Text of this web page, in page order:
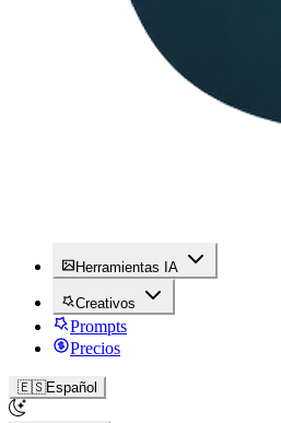
Herramientas IA
Creativos
Prompts
Precios
🇪🇸Español